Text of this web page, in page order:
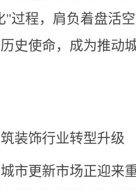
"过程，肩负着盘活
史使命，成为推动
装饰行业转型升级
市更新市场正迎来